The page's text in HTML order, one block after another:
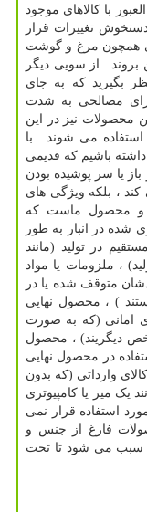
با کالاهای موجود
تغییرات قرار
همچون مرغ و گوشت
بروند . از سویی دیگر
بگیرید که به جای
مصالحی به شدت
محصولات نیز در این
استفاده می شوند . با
داشته باشیم که قدیمی
باز یا سر پوشیده بودن
، بلکه ویژگی های
و محصول ماست که
شده در انبار به طور
در تولید (مانند
، ملزومات یا مواد
متوقف شده یا در
) ، محصول نهایی
امانی (که به صورت
دیگریند) ، محصول
در محصول نهایی
وارداتی (که بدون
یک میز یا کامپیوتری
استفاده قرار نمی
فارغ از جنس و
سبب می شود تا تحت